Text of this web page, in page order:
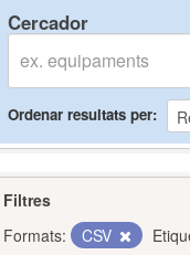
Cercador
Ordenar resultats per
Filtres
Formats:
CSV